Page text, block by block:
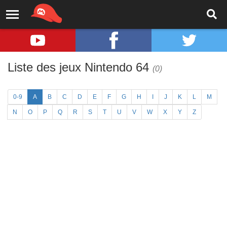
Liste des jeux Nintendo 64 (0)
0-9 A B C D E F G H J K L M
N O P Q R S T U V W X Y Z